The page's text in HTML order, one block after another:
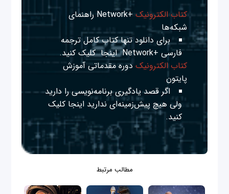
کتاب الکترونیک
+Network راهنمای
شبکه‌ها
برای دانلود تنها کتاب کامل ترجمه
فارسی +Network
اینجا کلیک کنید.
کتاب الکترونیک دوره مقدماتی آموزش
پایتون
اگر قصد یادگیری برنامه‌نویسی را دارید
ولی هیچ پیش‌زمینه‌ای نداریداینجا کلیک
کنید.
مطالب مرتبط